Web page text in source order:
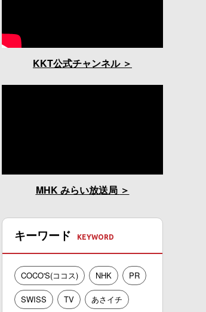
KKT公式チャンネル
MHK みらい放送局
キーワード
COCO'S(ココス) NHK PR
SWISS TV あさイチ